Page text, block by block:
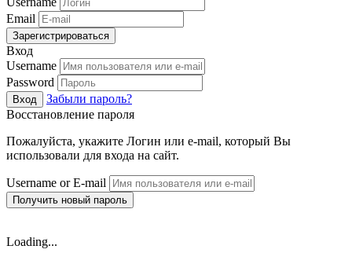
Email
Зарегистрироваться
Вход
Username
Password
Вход
Забыли пароль?
Восстановление пароля
Пожалуйста, укажите Логин или e-mail, который Вы
использовали для входа на сайт.
Username or E-mail
Получить новый пароль
Loading...